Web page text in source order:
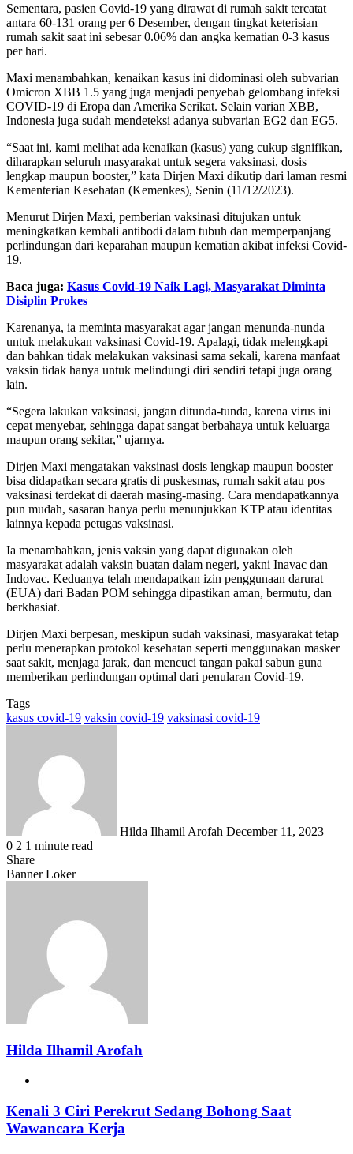
Sementara, pasien Covid-19 yang dirawat di rumah sakit tercatat
antara 60-131 orang per 6 Desember, dengan tingkat keterisian
rumah sakit saat ini sebesar 0.06% dan angka kematian 0-3 kasus
per hari.
Maxi menambahkan, kenaikan kasus ini didominasi oleh subvarian
Omicron XBB 1.5 yang juga menjadi penyebab gelombang infeksi
COVID-19 di Eropa dan Amerika Serikat. Selain varian XBB,
Indonesia juga sudah mendeteksi adanya subvarian EG2 dan EG5.
“Saat ini, kami melihat ada kenaikan (kasus) yang cukup signifikan,
diharapkan seluruh masyarakat untuk segera vaksinasi, dosis
lengkap maupun booster,” kata Dirjen Maxi dikutip dari laman resmi
Kementerian Kesehatan (Kemenkes), Senin (11/12/2023).
Menurut Dirjen Maxi, pemberian vaksinasi ditujukan untuk
meningkatkan kembali antibodi dalam tubuh dan memperpanjang
perlindungan dari keparahan maupun kematian akibat infeksi Covid-
19.
Baca juga: Kasus Covid-19 Naik Lagi, Masyarakat Diminta
Disiplin Prokes
Karenanya, ia meminta masyarakat agar jangan menunda-nunda
untuk melakukan vaksinasi Covid-19. Apalagi, tidak melengkapi
dan bahkan tidak melakukan vaksinasi sama sekali, karena manfaat
vaksin tidak hanya untuk melindungi diri sendiri tetapi juga orang
lain.
“Segera lakukan vaksinasi, jangan ditunda-tunda, karena virus ini
cepat menyebar, sehingga dapat sangat berbahaya untuk keluarga
maupun orang sekitar,” ujarnya.
Dirjen Maxi mengatakan vaksinasi dosis lengkap maupun booster
bisa didapatkan secara gratis di puskesmas, rumah sakit atau pos
vaksinasi terdekat di daerah masing-masing. Cara mendapatkannya
pun mudah, sasaran hanya perlu menunjukkan KTP atau identitas
lainnya kepada petugas vaksinasi.
Ia menambahkan, jenis vaksin yang dapat digunakan oleh
masyarakat adalah vaksin buatan dalam negeri, yakni Inavac dan
Indovac. Keduanya telah mendapatkan izin penggunaan darurat
(EUA) dari Badan POM sehingga dipastikan aman, bermutu, dan
berkhasiat.
Dirjen Maxi berpesan, meskipun sudah vaksinasi, masyarakat tetap
perlu menerapkan protokol kesehatan seperti menggunakan masker
saat sakit, menjaga jarak, dan mencuci tangan pakai sabun guna
memberikan perlindungan optimal dari penularan Covid-19.
Tags
kasus covid-19 vaksin covid-19 vaksinasi covid-19
Hilda Ilhamil Arofah December 11, 2023
0 2 1 minute read
Share
Facebook
X
LinkedIn
WhatsApp
Share
Banner Loker
Hilda Ilhamil Arofah
Kenali
3
Ciri
Kenali 3 Ciri Perekrut Sedang Bohong Saat
Wawancara Kerja